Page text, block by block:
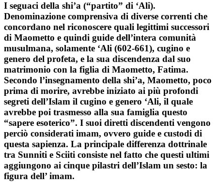
I seguaci della shi’a (“partito” di ‘Ali).
Denominazione comprensiva di diverse correnti che
concordano nel riconoscere quali legittimi successori
di Maometto e quindi guide dell’intera comunità
musulmana, solamente ‘Ali (602-661), cugino e
genero del profeta, e la sua discendenza dal suo
matrimonio con la figlia di Maometto, Fatima.
Secondo l’insegnamento della shi’a, Maometto, poco
prima di morire, avrebbe iniziato ai più profondi
segreti dell’Islam il cugino e genero ‘Ali, il quale
avrebbe poi trasmesso alla sua famiglia questo
“sapere esoterico”. I suoi diretti discendenti vengono
perciò considerati imam, ovvero guide e custodi di
questa sapienza. La principale differenza dottrinale
tra Sunniti e Sciiti consiste nel fatto che questi ultimi
aggiungono ai cinque pilastri dell’Islam un sesto: la
figura dell’ imam.